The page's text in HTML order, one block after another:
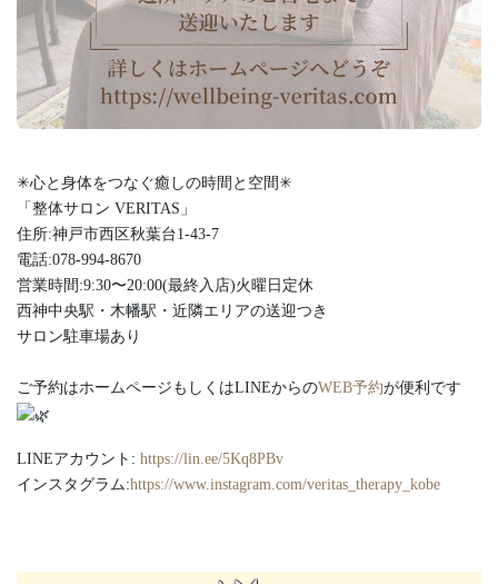
✳︎心と身体をつなぐ癒しの時間と空間✳︎
「整体サロン VERITAS」
住所:神戸市西区秋葉台1-43-7
電話:078-994-8670
営業時間:9:30〜20:00(最終入店)火曜日定休
西神中央駅・木幡駅・近隣エリアの送迎つき
サロン駐車場あり
ご予約はホームページもしくはLINEからのWEB予約が便利です
LINEアカウント: https://lin.ee/5Kq8PBv
インスタグラム:https://www.instagram.com/veritas_therapy_kobe